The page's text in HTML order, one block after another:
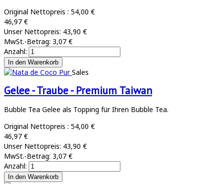
Original Nettopreis : 54,00 €
46,97 €
Unser Nettopreis: 43,90 €
MwSt.-Betrag: 3,07 €
Anzahl:
Sales
Gelee - Traube - Premium Taiwan
Bubble Tea Gelee als Topping für Ihren Bubble Tea.
Original Nettopreis : 54,00 €
46,97 €
Unser Nettopreis: 43,90 €
MwSt.-Betrag: 3,07 €
Anzahl: